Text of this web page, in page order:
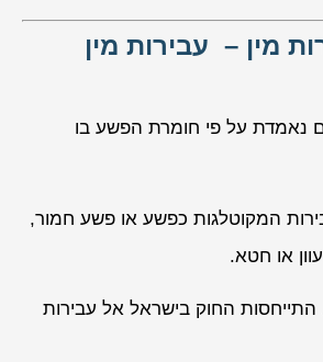
מין – עבירות מין
נאמדת על פי חומרת הפשע בו
המקוטלגות כפשע או פשע חמור,
או חטא.
התייחסות החוק בישראל אל עבירות